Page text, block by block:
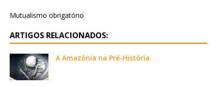
Mutualismo obrigatório
ARTIGOS RELACIONADOS:
A Amazônia na Pré-História